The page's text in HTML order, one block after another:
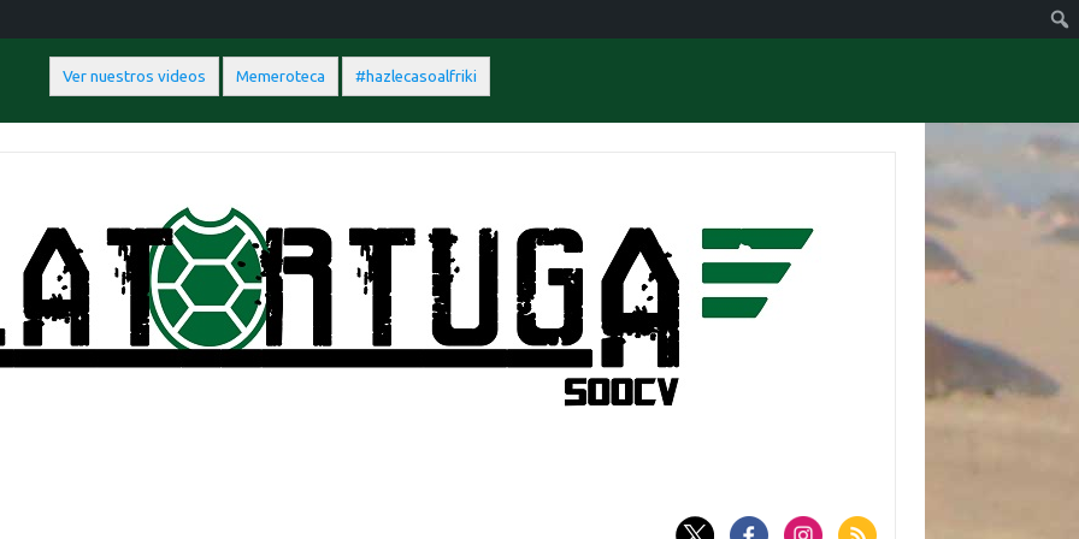
Ver nuestros videos Memeroteca #hazlecasoalfriki